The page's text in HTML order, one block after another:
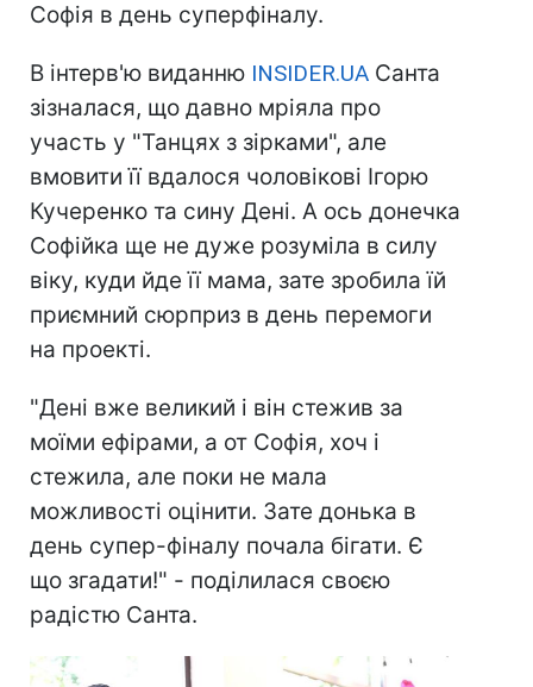
Софія в день суперфіналу.
В інтерв'ю виданню INSIDER.UA Санта
зізналася, що давно мріяла про
участь у "Танцях з зірками", але
вмовити її вдалося чоловікові Ігорю
Кучеренко та сину Дені. А ось донечка
Софійка ще не дуже розуміла в силу
віку, куди йде її мама, зате зробила їй
приємний сюрприз в день перемоги
на проекті.
"Дені вже великий і він стежив за
моїми ефірами, а от Софія, хоч і
стежила, але поки не мала
можливості оцінити. Зате донька в
день супер-фіналу почала бігати. Є
що згадати!" - поділилася своєю
радістю Санта.